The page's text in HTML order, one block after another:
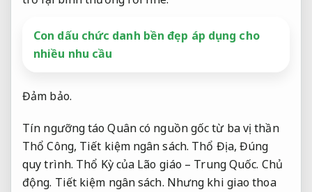
Con dấu chức danh bền đẹp áp dụng cho
nhiều nhu cầu
Đảm bảo.
Tín ngưỡng táo Quân có nguồn gốc từ ba vị thần
Thổ Công, Tiết kiệm ngân sách. Thổ Địa, Đúng
quy trình. Thổ Kỳ của Lão giáo – Trung Quốc. Chủ
động. Tiết kiệm ngân sách. Nhưng khi giao thoa